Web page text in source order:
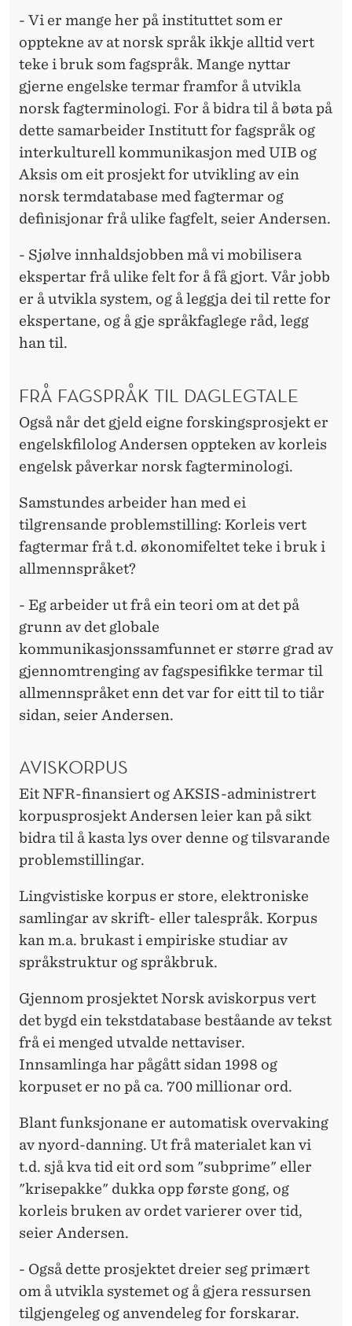
- Vi er mange her på instituttet som er
opptekne av at norsk språk ikkje alltid vert
teke i bruk som fagspråk. Mange nyttar
gjerne engelske termar framfor å utvikla
norsk fagterminologi. For å bidra til å bøta på
dette samarbeider Institutt for fagspråk og
interkulturell kommunikasjon med UIB og
Aksis om eit prosjekt for utvikling av ein
norsk termdatabase med fagtermar og
definisjonar frå ulike fagfelt, seier Andersen.
- Sjølve innhaldsjobben må vi mobilisera
ekspertar frå ulike felt for å få gjort. Vår jobb
er å utvikla system, og å leggja dei til rette for
ekspertane, og å gje språkfaglege råd, legg
han til.
FRÅ FAGSPRÅK TIL DAGLEGTALE
Også når det gjeld eigne forskingsprosjekt er
engelskfilolog Andersen oppteken av korleis
engelsk påverkar norsk fagterminologi.
Samstundes arbeider han med ei
tilgrensande problemstilling: Korleis vert
fagtermar frå t.d. økonomifeltet teke i bruk i
allmennspråket?
- Eg arbeider ut frå ein teori om at det på
grunn av det globale
kommunikasjonssamfunnet er større grad av
gjennomtrenging av fagspesifikke termar til
allmennspråket enn det var for eitt til to tiår
sidan, seier Andersen.
AVISKORPUS
Eit NFR-finansiert og AKSIS-administrert
korpusprosjekt Andersen leier kan på sikt
bidra til å kasta lys over denne og tilsvarande
problemstillingar.
Lingvistiske korpus er store, elektroniske
samlingar av skrift- eller talespråk. Korpus
kan m.a. brukast i empiriske studiar av
språkstruktur og språkbruk.
Gjennom prosjektet Norsk aviskorpus vert
det bygd ein tekstdatabase beståande av tekst
frå ei menged utvalde nettaviser.
Innsamlinga har pågått sidan 1998 og
korpuset er no på ca. 700 millionar ord.
Blant funksjonane er automatisk overvaking
av nyord-danning. Ut frå materialet kan vi
t.d. sjå kva tid eit ord som "subprime" eller
"krisepakke" dukka opp første gong, og
korleis bruken av ordet varierer over tid,
seier Andersen.
- Også dette prosjektet dreier seg primært
om å utvikla systemet og å gjera ressursen
tilgjengeleg og anvendeleg for forskarar.